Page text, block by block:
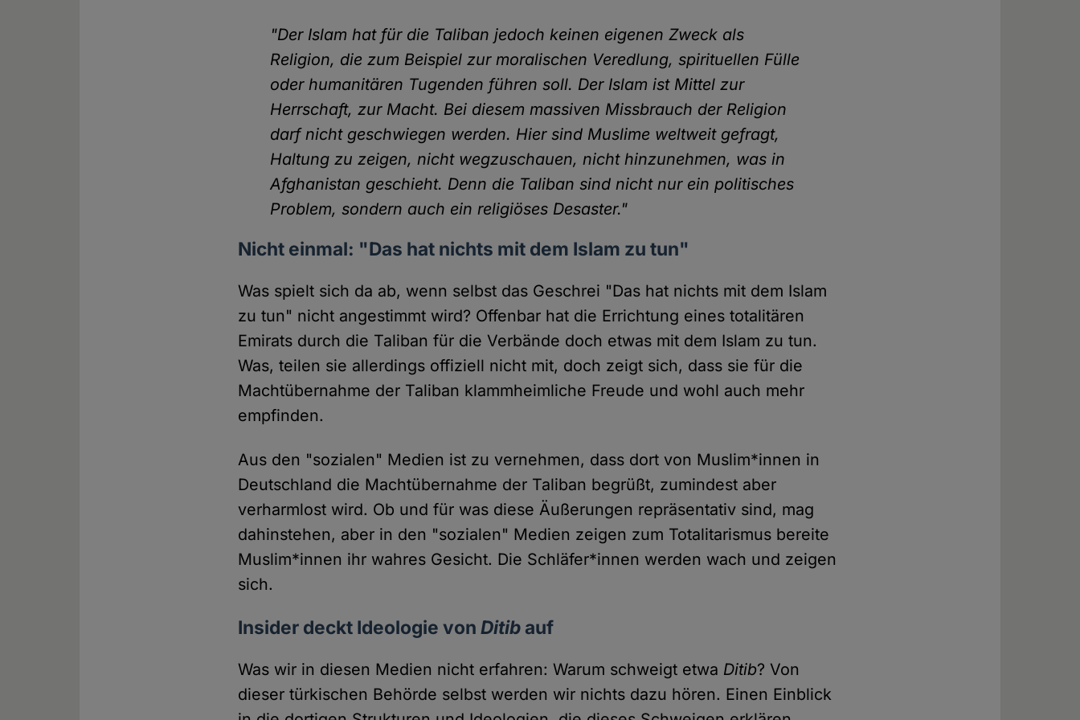
"Der Islam hat für die Taliban jedoch keinen eigenen Zweck als
Religion, die zum Beispiel zur moralischen Veredlung, spirituellen Fülle
oder humanitären Tugenden führen soll. Der Islam ist Mittel zur
Herrschaft, zur Macht. Bei diesem massiven Missbrauch der Religion
darf nicht geschwiegen werden. Hier sind Muslime weltweit gefragt,
Haltung zu zeigen, nicht wegzuschauen, nicht hinzunehmen, was in
Afghanistan geschieht. Denn die Taliban sind nicht nur ein politisches
Problem, sondern auch ein religiöses Desaster."
Nicht einmal: "Das hat nichts mit dem Islam zu tun"
Was spielt sich da ab, wenn selbst das Geschrei "Das hat nichts mit dem Islam
zu tun" nicht angestimmt wird? Offenbar hat die Errichtung eines totalitären
Emirats durch die Taliban für die Verbände doch etwas mit dem Islam zu tun.
Was, teilen sie allerdings offiziell nicht mit, doch zeigt sich, dass sie für die
Machtübernahme der Taliban klammheimliche Freude und wohl auch mehr
empfinden.
Aus den "sozialen" Medien ist zu vernehmen, dass dort von Muslim*innen in
Deutschland die Machtübernahme der Taliban begrüßt, zumindest aber
verharmlost wird. Ob und für was diese Äußerungen repräsentativ sind, mag
dahinstehen, aber in den "sozialen" Medien zeigen zum Totalitarismus bereite
Muslim*innen ihr wahres Gesicht. Die Schläfer*innen werden wach und zeigen
sich.
Insider deckt Ideologie vonDitibauf
Was wir in diesen Medien nicht erfahren: Warum schweigt etwa Ditib? Von
dieser türkischen Behörde selbst werden wir nichts dazu hören. Einen Einblick